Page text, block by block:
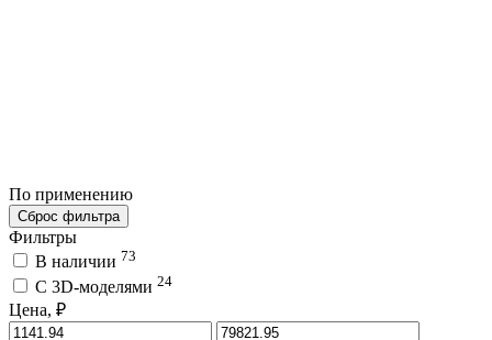
По применению
Сброс фильтра
Фильтры
В наличии 73
C 3D-моделями 24
Цена, ₽